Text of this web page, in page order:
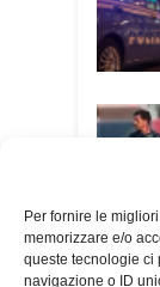
Per fornire le
memorizzare e/o
queste tecnologie ci
navigazione o ID